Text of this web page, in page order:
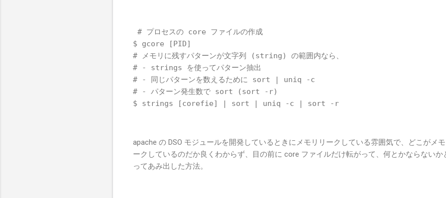
# プロセスの core ファイルの作成
$ gcore [PID]
# メモリに残すパターンが文字列 (string) の範囲内なら、
# - strings を使ってパターン抽出
# - 同じパターンを数えるために sort | uniq -c
# - パターン発生数で sort (sort -r)
$ strings [corefie] | sort | uniq -c | sort -r
apache の DSO モジュールを開発しているときにメモリリークしている雰囲気で、どこがメモ
ークしているのだか良くわからず、目の前に core ファイルだけ転がって、何とかならないか
ってあみ出した方法。